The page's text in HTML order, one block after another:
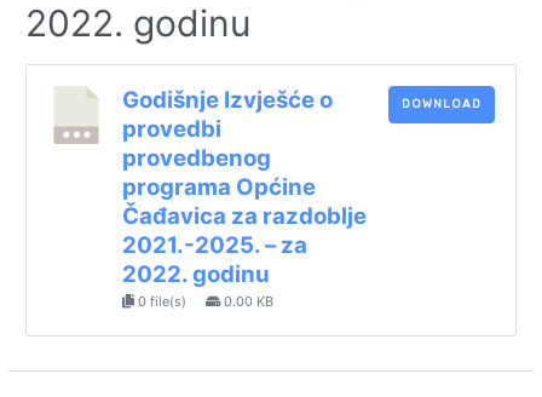
2022. godinu
Godišnje Izvješće o
provedbi
provedbenog
programa Općine
Čađavica za razdoblje
2021.-2025. – za
2022. godinu
0 file(s) 0.00 KB
DOWNLOAD